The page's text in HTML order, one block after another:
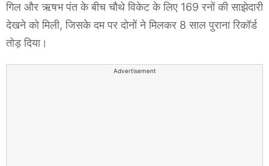
गिल और ऋषभ पंत के बीच चौथे विकेट के लिए 169 रनों की साझेदारी
देखने को मिली, जिसके दम पर दोनों ने मिलकर 8 साल पुराना रिकॉर्ड
तोड़ दिया।
Advertisement